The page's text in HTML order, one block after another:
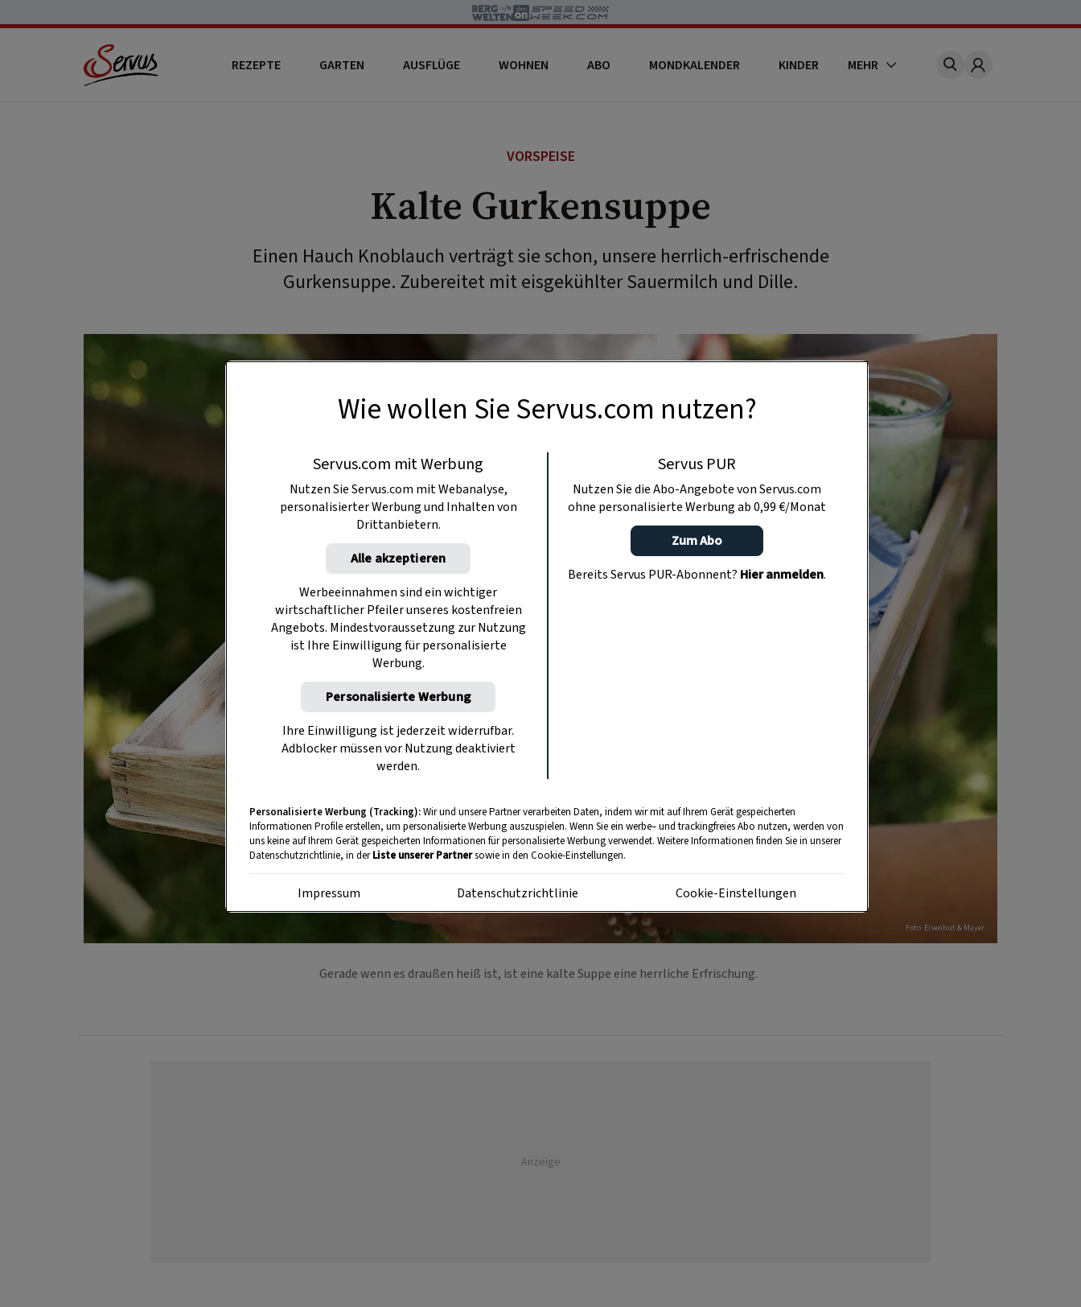
REZEPTE GARTEN AUSFLÜGE WOHNEN ABO MONDKALENDER KINDER MEHR Account
VORSPEISE
Kalte Gurkensuppe
Einen Hauch Knoblauch verträgt sie schon, unsere herrlich-erfrischende
Gurkensuppe. Zubereitet mit eisgekühlter Sauermilch und Dille.
Foto: Eisenhut & Mayer
Gerade wenn es draußen heiß ist, ist eine kalte Suppe eine herrliche Erfrischung.
Anzeige
Wie wollen Sie Servus.com nutzen?
Servus.com mit Werbung
Nutzen Sie Servus.com mit Webanalyse,
personalisierter Werbung und Inhalten von
Drittanbietern.
Alle akzeptieren
Werbeeinnahmen sind ein wichtiger
wirtschaftlicher Pfeiler unseres kostenfreien
Angebots. Mindestvoraussetzung zur Nutzung
ist Ihre Einwilligung für personalisierte
Werbung.
Personalisierte Werbung
Ihre Einwilligung ist jederzeit widerrufbar.
Adblocker müssen vor Nutzung deaktiviert
werden.
Servus PUR
Nutzen Sie die Abo-Angebote von Servus.com
ohne personalisierte Werbung ab 0,99 €/Monat
Zum Abo
Bereits Servus PUR-Abonnent? Hier anmelden.
Personalisierte Werbung (Tracking):Wir und unsere Partner verarbeiten Daten, indem wir mit auf Ihrem Gerät gespeicherten
Informationen Profile erstellen, um personalisierte Werbung auszuspielen. Wenn Sie ein werbe– und trackingfreies Abo nutzen, werden von
uns keine auf Ihrem Gerät gespeicherten Informationen für personalisierte Werbung verwendet. Weitere Informationen finden Sie in unserer
Datenschutzrichtlinie, in derListe unserer Partnersowie in den Cookie-Einstellungen.
Impressum Datenschutzrichtlinie Cookie-Einstellungen